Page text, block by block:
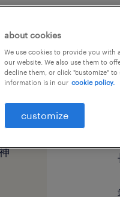
about cookies
We use cookies to provide you with
our website. We also use them to
decline them, or click "customize"
information is in our cookie policy.
customize